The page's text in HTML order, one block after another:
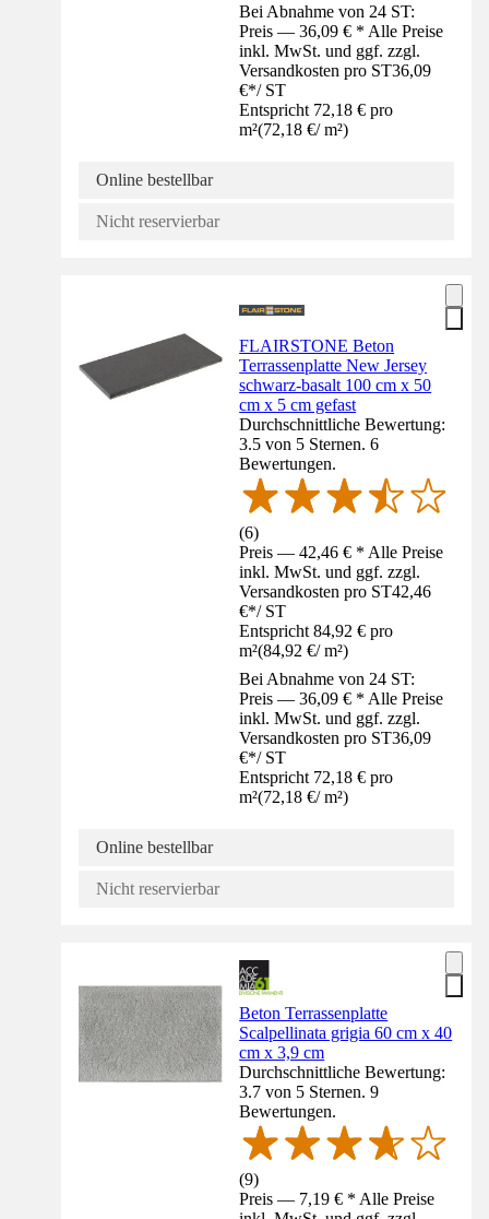
Bei Abnahme von 24 ST:
Preis — 36,09 € * Alle Preise
inkl. MwSt. und ggf. zzgl.
Versandkosten pro ST36,09
€*/ ST
Entspricht 72,18 € pro
m²(72,18 €/ m²)
Online bestellbar
Nicht reservierbar
FLAIRSTONE Beton
Terrassenplatte New Jersey
schwarz-basalt 100 cm x 50
cm x 5 cm gefast
Durchschnittliche Bewertung:
3.5 von 5 Sternen. 6
Bewertungen.
(6)
Preis — 42,46 € * Alle Preise
inkl. MwSt. und ggf. zzgl.
Versandkosten pro ST42,46
€*/ ST
Entspricht 84,92 € pro
m²(84,92 €/ m²)
Bei Abnahme von 24 ST:
Preis — 36,09 € * Alle Preise
inkl. MwSt. und ggf. zzgl.
Versandkosten pro ST36,09
€*/ ST
Entspricht 72,18 € pro
m²(72,18 €/ m²)
Online bestellbar
Nicht reservierbar
Beton Terrassenplatte
Scalpellinata grigia 60 cm x 40
cm x 3,9 cm
Durchschnittliche Bewertung:
3.7 von 5 Sternen. 9
Bewertungen.
(9)
Preis — 7,19 € * Alle Preise